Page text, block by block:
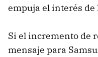
empuja el interés de
Si el incremento de
mensaje para